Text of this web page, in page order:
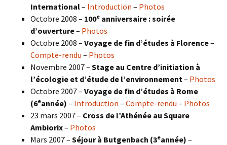
International– Introduction – Photos
Octobre 2008 – 100e anniversaire : soirée
d’ouverture– Photos
Octobre 2008 – Voyage de fin d’études à Florence–
Compte-rendu – Photos
Novembre 2007 – Stage au Centre d’initiation à
l’écologie et d’étude de l’environnement – Photos
Octobre 2007 – Voyage de fin d’études à Rome
(6eannée) – Introduction – Compte-rendu – Photos
23 mars 2007 – Cross de l’Athénée au Square
Ambiorix– Photos
Mars 2007 – Séjour à Butgenbach (3eannée) –